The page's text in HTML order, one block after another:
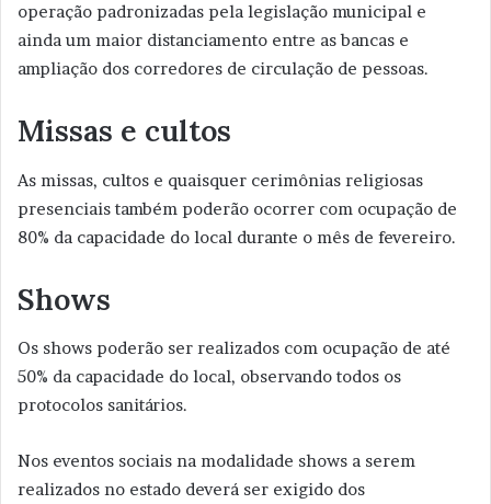
operação padronizadas pela legislação municipal e
ainda um maior distanciamento entre as bancas e
ampliação dos corredores de circulação de pessoas.
Missas e cultos
As missas, cultos e quaisquer cerimônias religiosas
presenciais também poderão ocorrer com ocupação de
80% da capacidade do local durante o mês de fevereiro.
Shows
Os shows poderão ser realizados com ocupação de até
50% da capacidade do local, observando todos os
protocolos sanitários.
Nos eventos sociais na modalidade shows a serem
realizados no estado deverá ser exigido dos